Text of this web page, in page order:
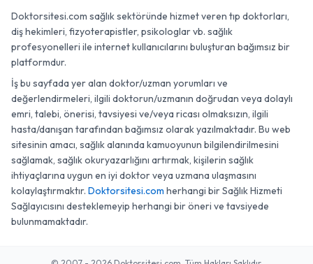
Doktorsitesi.com sağlık sektöründe hizmet veren tıp doktorları,
diş hekimleri, fizyoterapistler, psikologlar vb. sağlık
profesyonelleri ile internet kullanıcılarını buluşturan bağımsız bir
platformdur.
İş bu sayfada yer alan doktor/uzman yorumları ve
değerlendirmeleri, ilgili doktorun/uzmanın doğrudan veya dolaylı
emri, talebi, önerisi, tavsiyesi ve/veya ricası olmaksızın, ilgili
hasta/danışan tarafından bağımsız olarak yazılmaktadır. Bu web
sitesinin amacı, sağlık alanında kamuoyunun bilgilendirilmesini
sağlamak, sağlık okuryazarlığını artırmak, kişilerin sağlık
ihtiyaçlarına uygun en iyi doktor veya uzmana ulaşmasını
kolaylaştırmaktır. Doktorsitesi.com herhangi bir Sağlık Hizmeti
Sağlayıcısını desteklemeyip herhangi bir öneri ve tavsiyede
bulunmamaktadır.